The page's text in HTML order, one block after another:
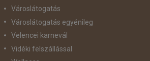
Városlátogatás
Városlátogatás egyénileg
Velencei karnevál
Vidéki felszállással